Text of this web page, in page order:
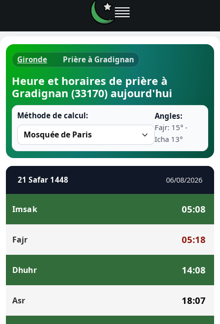
Ramadan
Comment
Gironde Prière à Gradignan
Heure et horaires de prière à
Gradignan (33170) aujourd'hui
Méthode de calcul:
Angles:
Fajr: 15° -
Icha 13°
21 Safar 1448 06/08/2026
Imsak 05:08
Fajr 05:18
Dhuhr 14:08
Asr 18:07